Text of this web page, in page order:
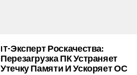
IT-Эксперт Роскачества:
Перезагрузка ПК Устраняет
Утечку Памяти И Ускоряет ОС